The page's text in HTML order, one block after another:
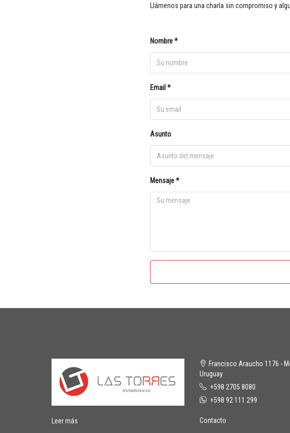
Llámenos para una charla sin compromiso y
Nombre *
Email *
Asunto
Mensaje *
Leer más
Francisco Araucho 1176 -
Uruguay
+598 2705 8080
+598 92 111 299
Contacto